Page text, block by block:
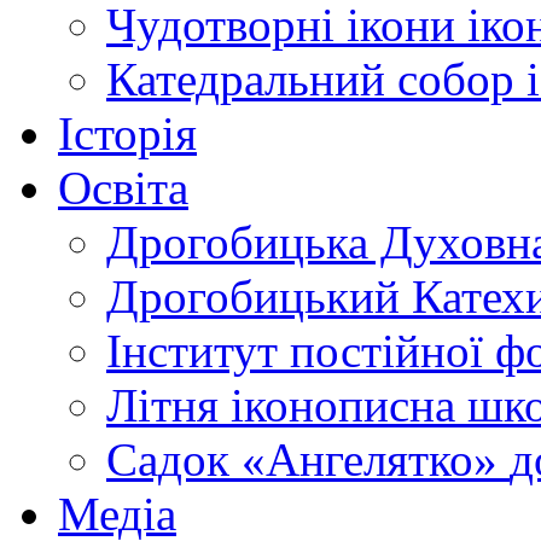
Чудотворні ікони
Катедральний собор
Історія
Освіта
Дрогобицька
Дрогобицький
Інститут постійної
Літня іконописна
Садок «Ангелятко»
Медіа